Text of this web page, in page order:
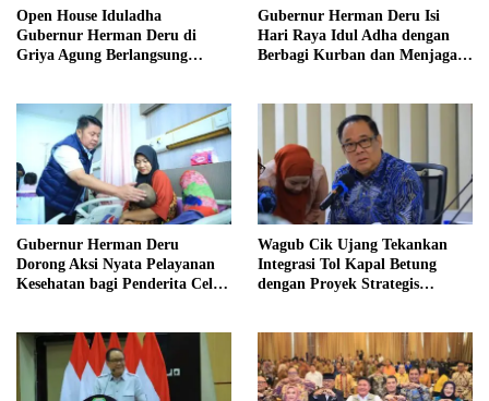
Open House Iduladha
Gubernur Herman Deru di
Griya Agung Berlangsung
Gubernur Herman Deru Isi
Hari Raya Idul Adha dengan
Berbagi Kurban dan Menjaga
Gubernur Herman Deru
Dorong Aksi Nyata Pelayanan
Kesehatan bagi Penderita Celah
Wagub Cik Ujang Tekankan
Integrasi Tol Kapal Betung
dengan Proyek Strategis